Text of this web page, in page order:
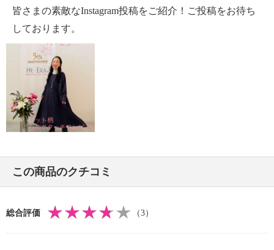
【重さ】
・約３２０ｇ
【メンテナンス】
・過度な力をかけない
・装飾部分は衝撃や摩擦により取れる可能性あり
【個体差あり】
・個体差あり
【原産国（地）】
・中国製
皆さまの素敵なInstagram投稿をご紹介！ご投稿をお待ち
しております。
この商品のクチコミ
総合評価 （3）